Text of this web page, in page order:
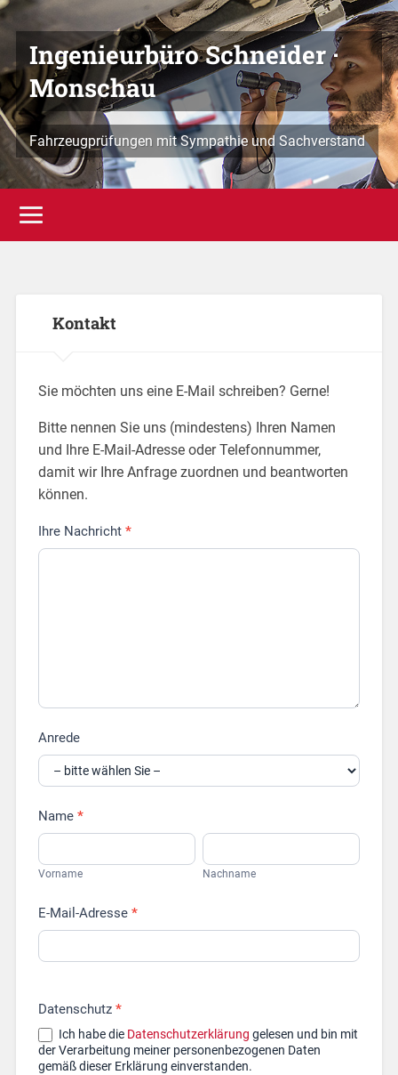
Ingenieurbüro Schneider ·
Monschau
Fahrzeugprüfungen mit Sympathie und Sachverstand
Kontakt
Sie möchten uns eine E-Mail schreiben? Gerne!
Bitte nennen Sie uns (mindestens) Ihren Namen
und Ihre E-Mail-Adresse oder Telefonnummer,
damit wir Ihre Anfrage zuordnen und beantworten
können.
KONTAKTFORMULAR
Ihre Nachricht *
Anrede
Name *
Vorname
Vorname
Nachname
Nachname
E-Mail-Adresse *
Datenschutz *
Ich habe die Datenschutzerklärung gelesen und bin mit
der Verarbeitung meiner personenbezogenen Daten
gemäß dieser Erklärung einverstanden.